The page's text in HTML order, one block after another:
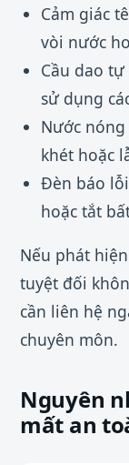
Cảm giác
vòi nước
Cầu dao
sử dụng
Nước
khét hoặc
Đèn báo
hoặc tắt
Nếu phát
tuyệt đối
cần liên hệ
chuyên môn.
Nguyên
mất an